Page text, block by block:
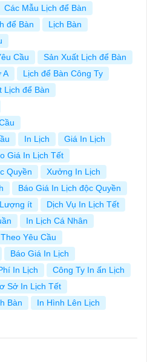
Các Mẫu Lịch để Bàn
để Bàn
Lịch Bàn
Cầu
Sản Xuất Lịch để Bàn
A
Lịch để Bàn Công Ty
Lịch để Bàn
In Lịch
Giá In Lịch
Giá In Lịch Tết
Quyền
Xưởng In Lịch
Báo Giá In Lịch độc Quyền
ít
Dịch Vụ In Lịch Tết
In Lịch Cá Nhân
Yêu Cầu
Báo Giá In Lịch
In Lịch
Công Ty In ấn Lịch
Sở In Lịch Tết
Bàn
In Hình Lên Lịch